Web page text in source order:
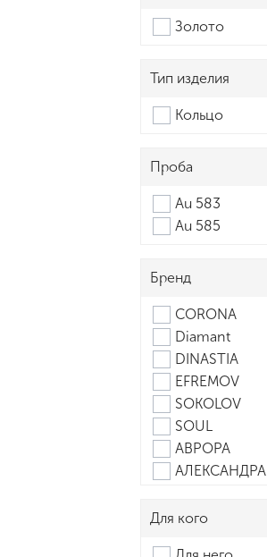
Золото
Тип изделия
Кольцо
Проба
Au 583
Au 585
Бренд
CORONA
Diamant
DINASTIA
EFREMOV
SOKOLOV
SOUL
АВРОРА
АЛЕКСАНДРА
АТОЛЛ
Для кого